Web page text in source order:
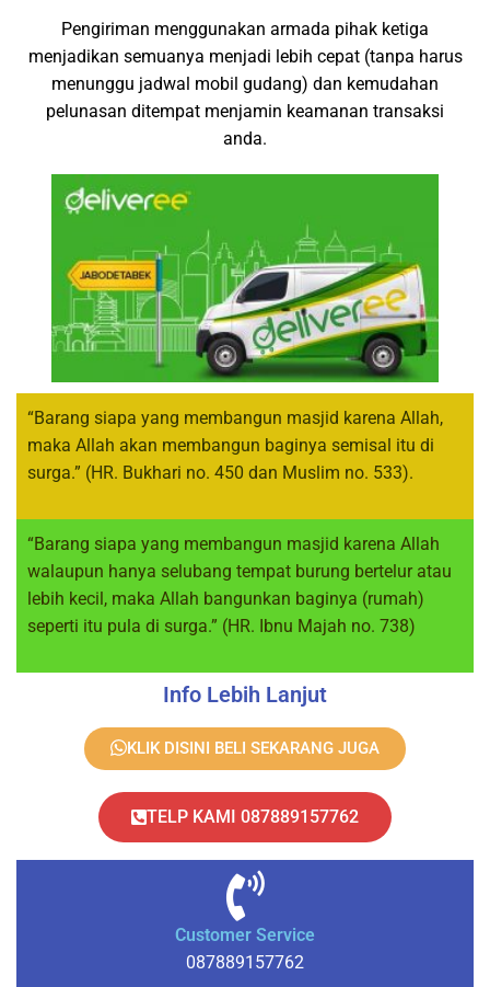
Pengiriman menggunakan armada pihak ketiga
menjadikan semuanya menjadi lebih cepat (tanpa harus
menunggu jadwal mobil gudang) dan kemudahan
pelunasan ditempat menjamin keamanan transaksi
anda.
“Barang siapa yang membangun masjid karena Allah,
maka Allah akan membangun baginya semisal itu di
surga.” (HR. Bukhari no. 450 dan Muslim no. 533).
“Barang siapa yang membangun masjid karena Allah
walaupun hanya selubang tempat burung bertelur atau
lebih kecil, maka Allah bangunkan baginya (rumah)
seperti itu pula di surga.” (HR. Ibnu Majah no. 738)
Info Lebih Lanjut
KLIK DISINI BELI SEKARANG JUGA
TELP KAMI 087889157762
Customer Service
087889157762